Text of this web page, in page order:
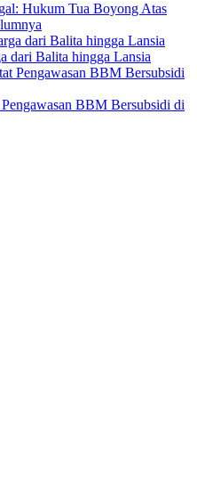
Hukum Tua Boyong Atas
dari Balita hingga Lansia
BBM Bersubsidi di